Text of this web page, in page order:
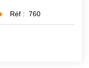
Réf : 760